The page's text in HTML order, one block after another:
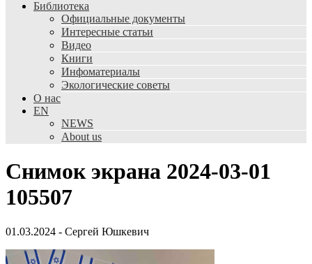
Библиотека
Официальные документы
Интересные статьи
Видео
Книги
Инфоматериалы
Экологические советы
О нас
EN
NEWS
About us
Снимок экрана 2024-03-01
105507
01.03.2024 - Сергей Юшкевич